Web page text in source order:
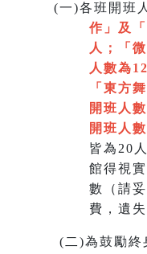
(一)各班開班
作」及
人 ；
「
人數為
「 東方
開班人
開班人
皆為20
館得視
數（請
費，遺
(二)為鼓勵終